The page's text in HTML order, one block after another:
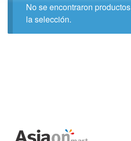
No se encontraron
la selección.